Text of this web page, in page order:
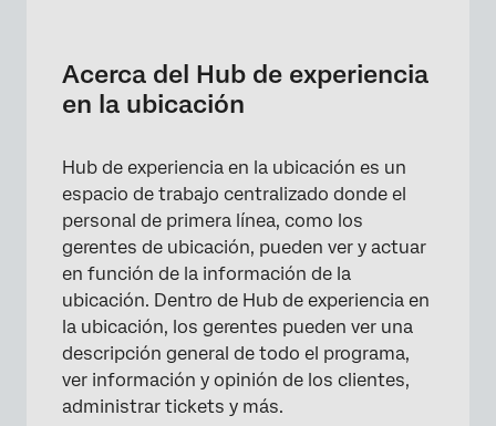
Acerca del Hub de experiencia
en la ubicación
Hub de experiencia en la ubicación es un
espacio de trabajo centralizado donde el
personal de primera línea, como los
gerentes de ubicación, pueden ver y actuar
en función de la información de la
ubicación. Dentro de Hub de experiencia en
la ubicación, los gerentes pueden ver una
descripción general de todo el programa,
ver información y opinión de los clientes,
administrar tickets y más.